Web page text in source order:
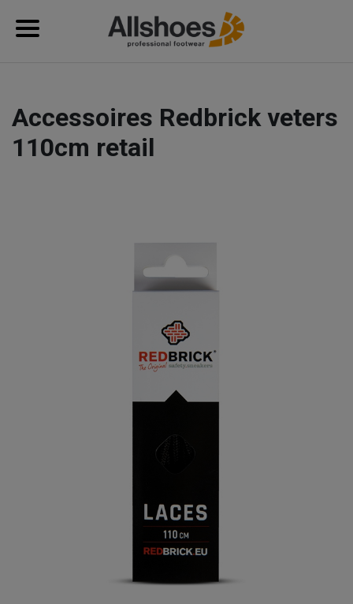
Accessoires Redbrick veters
110cm retail